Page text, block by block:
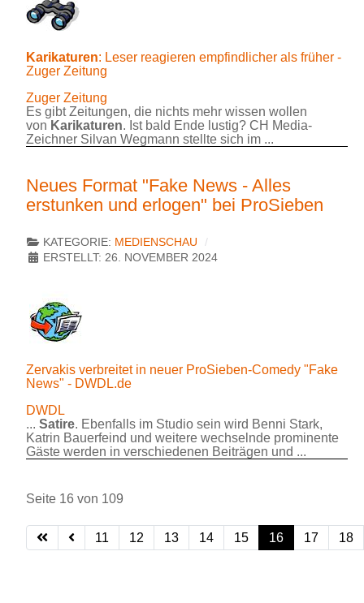
Karikaturen: Leser reagieren empfindlicher als früher -
Zuger Zeitung
Zuger Zeitung
Es gibt Zeitungen, die nichts mehr wissen wollen
von Karikaturen. Ist bald Ende lustig? CH Media-
Zeichner Silvan Wegmann stellte sich im ...
Neues Format "Fake News - Alles
erstunken und erlogen" bei ProSieben
KATEGORIE: MEDIENSCHAU
ERSTELLT: 26. NOVEMBER 2024
Zervakis verbreitet in neuer ProSieben-Comedy "Fake
News" - DWDL.de
DWDL
... Satire. Ebenfalls im Studio sein wird Benni Stark,
Katrin Bauerfeind und weitere wechselnde prominente
Gäste werden in verschiedenen Beiträgen und ...
Seite 16 von 109
11 12 13 14 15 16 17 18